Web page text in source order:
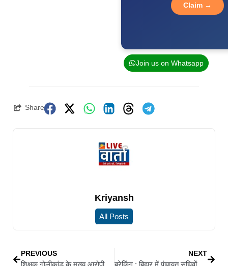
Claim →
Join us on Whatsapp
Share
Kriyansh
All Posts
PREVIOUS NEXT